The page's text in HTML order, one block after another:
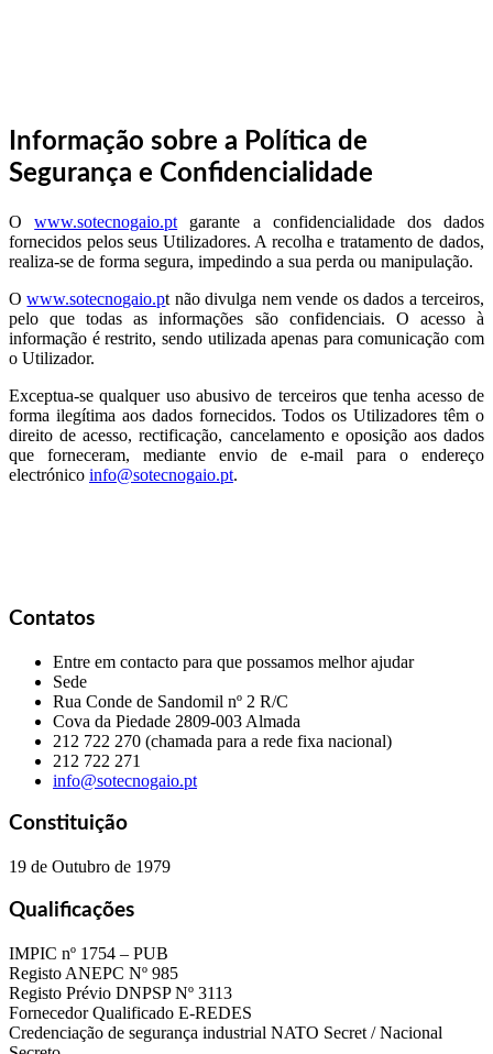
Informação sobre a Política de
Segurança e Confidencialidade
Owww.sotecnogaio.pt garante a confidencialidade dos dados
fornecidos pelos seus Utilizadores. A recolha e tratamento de dados,
realiza-se de forma segura, impedindo a sua perda ou manipulação.
Owww.sotecnogaio.pt não divulga nem vende os dados a terceiros,
pelo que todas as informações são confidenciais. O acesso à
informação é restrito, sendo utilizada apenas para comunicação com
o Utilizador.
Exceptua-se qualquer uso abusivo de terceiros que tenha acesso de
forma ilegítima aos dados fornecidos. Todos os Utilizadores têm o
direito de acesso, rectificação, cancelamento e oposição aos dados
que forneceram, mediante envio de e-mail para o endereço
electrónico info@sotecnogaio.pt.
Contatos
Entre em contacto para que possamos melhor ajudar
Sede
Rua Conde de Sandomil nº 2 R/C
Cova da Piedade 2809-003 Almada
212 722 270 (chamada para a rede fixa nacional)
212 722 271
info@sotecnogaio.pt
Constituição
19 de Outubro de 1979
Qualificações
IMPIC nº 1754 – PUB
Registo ANEPC Nº 985
Registo Prévio DNPSP Nº 3113
Fornecedor Qualificado E-REDES
Credenciação de segurança industrial NATO Secret / Nacional